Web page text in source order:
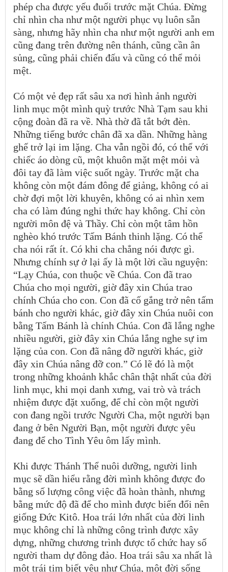
phép cha được yếu đuối trước mặt Chúa. Đừng
chỉ nhìn cha như một người phục vụ luôn sẵn
sàng, nhưng hãy nhìn cha như một người anh em
cũng đang trên đường nên thánh, cũng cần ân
sủng, cũng phải chiến đấu và cũng có thể mỏi
mệt.
Có một vẻ đẹp rất sâu xa nơi hình ảnh người
linh mục một mình quỳ trước Nhà Tạm sau khi
cộng đoàn đã ra về. Nhà thờ đã tắt bớt đèn.
Những tiếng bước chân đã xa dần. Những hàng
ghế trở lại im lặng. Cha vẫn ngồi đó, có thể với
chiếc áo dòng cũ, một khuôn mặt mệt mỏi và
đôi tay đã làm việc suốt ngày. Trước mặt cha
không còn một đám đông để giảng, không có ai
chờ đợi một lời khuyên, không có ai nhìn xem
cha có làm đúng nghi thức hay không. Chỉ còn
người môn đệ và Thầy. Chỉ còn một tâm hồn
nghèo khó trước Tấm Bánh thinh lặng. Có thể
cha nói rất ít. Có khi cha chẳng nói được gì.
Nhưng chính sự ở lại ấy là một lời cầu nguyện:
“Lạy Chúa, con thuộc về Chúa. Con đã trao
Chúa cho mọi người, giờ đây xin Chúa trao
chính Chúa cho con. Con đã cố gắng trở nên tấm
bánh cho người khác, giờ đây xin Chúa nuôi con
bằng Tấm Bánh là chính Chúa. Con đã lắng nghe
nhiều người, giờ đây xin Chúa lắng nghe sự im
lặng của con. Con đã nâng đỡ người khác, giờ
đây xin Chúa nâng đỡ con.” Có lẽ đó là một
trong những khoảnh khắc chân thật nhất của đời
linh mục, khi mọi danh xưng, vai trò và trách
nhiệm được đặt xuống, để chỉ còn một người
con đang ngồi trước Người Cha, một người bạn
đang ở bên Người Bạn, một người được yêu
đang để cho Tình Yêu ôm lấy mình.
Khi được Thánh Thể nuôi dưỡng, người linh
mục sẽ dần hiểu rằng đời mình không được đo
bằng số lượng công việc đã hoàn thành, nhưng
bằng mức độ đã để cho mình được biến đổi nên
giống Đức Kitô. Hoa trái lớn nhất của đời linh
mục không chỉ là những công trình được xây
dựng, những chương trình được tổ chức hay số
người tham dự đông đảo. Hoa trái sâu xa nhất là
một trái tim biết yêu như Chúa, một đời sống